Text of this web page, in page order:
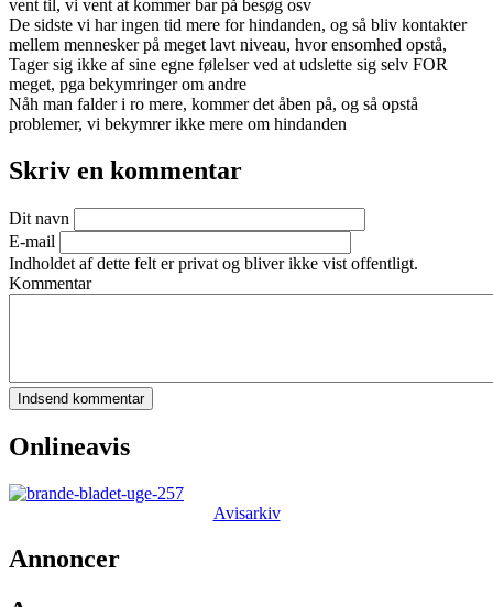
vent til, vi vent at kommer bar på besøg osv
De sidste vi har ingen tid mere for hindanden, og så bliv kontakter
mellem mennesker på meget lavt niveau, hvor ensomhed opstå,
Tager sig ikke af sine egne følelser ved at udslette sig selv FOR
meget, pga bekymringer om andre
Nåh man falder i ro mere, kommer det åben på, og så opstå
problemer, vi bekymrer ikke mere om hindanden
Skriv en kommentar
Dit navn
E-mail
Indholdet af dette felt er privat og bliver ikke vist offentligt.
Kommentar
Onlineavis
Avisarkiv
Annoncer